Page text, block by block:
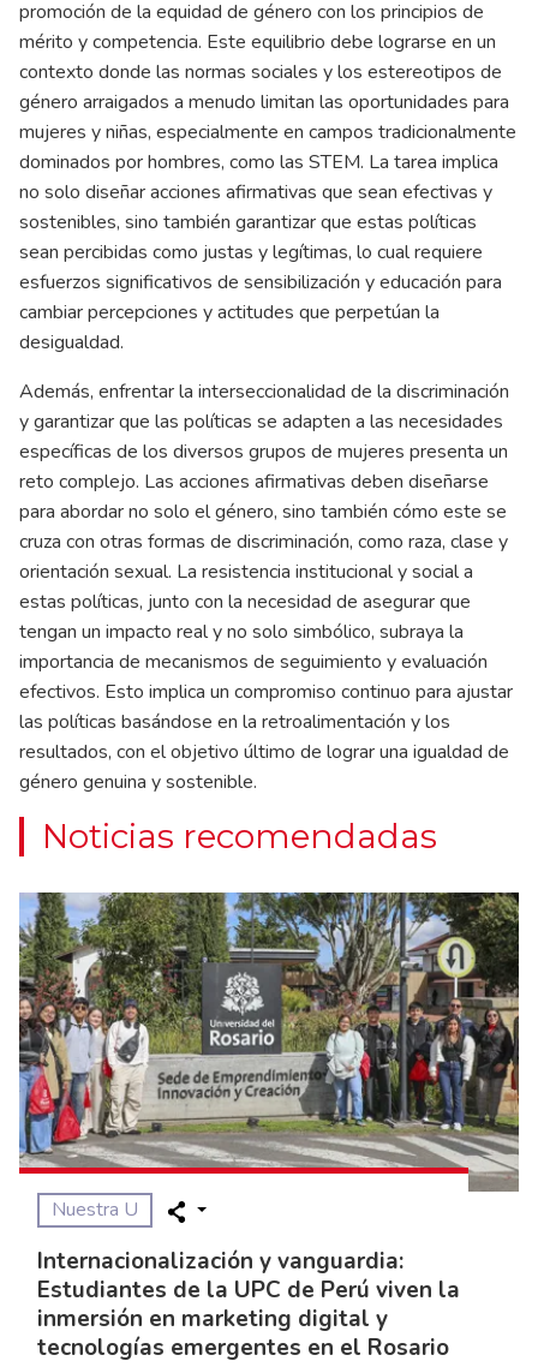
promoción de la equidad de género con los principios de
mérito y competencia. Este equilibrio debe lograrse en un
contexto donde las normas sociales y los estereotipos de
género arraigados a menudo limitan las oportunidades para
mujeres y niñas, especialmente en campos tradicionalmente
dominados por hombres, como las STEM. La tarea implica
no solo diseñar acciones afirmativas que sean efectivas y
sostenibles, sino también garantizar que estas políticas
sean percibidas como justas y legítimas, lo cual requiere
esfuerzos significativos de sensibilización y educación para
cambiar percepciones y actitudes que perpetúan la
desigualdad.
Además, enfrentar la interseccionalidad de la discriminación
y garantizar que las políticas se adapten a las necesidades
específicas de los diversos grupos de mujeres presenta un
reto complejo. Las acciones afirmativas deben diseñarse
para abordar no solo el género, sino también cómo este se
cruza con otras formas de discriminación, como raza, clase y
orientación sexual. La resistencia institucional y social a
estas políticas, junto con la necesidad de asegurar que
tengan un impacto real y no solo simbólico, subraya la
importancia de mecanismos de seguimiento y evaluación
efectivos. Esto implica un compromiso continuo para ajustar
las políticas basándose en la retroalimentación y los
resultados, con el objetivo último de lograr una igualdad de
género genuina y sostenible.
Noticias recomendadas
Nuestra U
Internacionalización y vanguardia:
Estudiantes de la UPC de Perú viven la
inmersión en marketing digital y
tecnologías emergentes en el Rosario